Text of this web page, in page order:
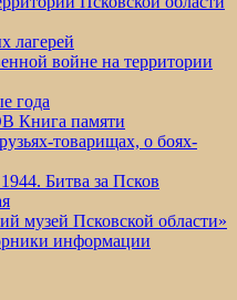
лагерей
войне на территории
года
памяти
товарищах, о боях-
Битва за Псков
музей Псковской области»
информации